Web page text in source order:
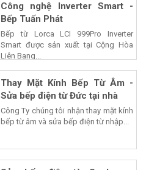
Công nghệ Inverter Smart -
Bếp Tuấn Phát
Bếp từ Lorca LCI 999Pro Inverter
Smart được sản xuất tại Cộng Hòa
Liên Bang...
Thay Mặt Kính Bếp Từ Âm -
Sửa bếp điện từ Đức tại nhà
Công Ty chúng tôi nhận thay mặt kính
bếp từ âm và sửa bếp điện từ nhập...